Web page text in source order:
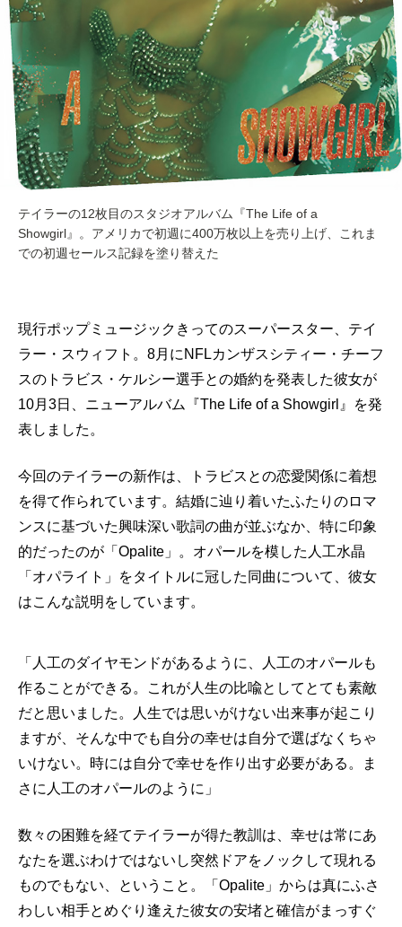
テイラーの12枚目のスタジオアルバム『The Life of a
Showgirl』。アメリカで初週に400万枚以上を売り上げ、これま
での初週セールス記録を塗り替えた
現行ポップミュージックきってのスーパースター、テイ
ラー・スウィフト。8月にNFLカンザスシティー・チーフ
スのトラビス・ケルシー選手との婚約を発表した彼女が
10月3日、ニューアルバム『The Life of a Showgirl』を発
表しました。
今回のテイラーの新作は、トラビスとの恋愛関係に着想
を得て作られています。結婚に辿り着いたふたりのロマ
ンスに基づいた興味深い歌詞の曲が並ぶなか、特に印象
的だったのが「Opalite」。オパールを模した人工水晶
「オパライト」をタイトルに冠した同曲について、彼女
はこんな説明をしています。
「人工のダイヤモンドがあるように、人工のオパールも
作ることができる。これが人生の比喩としてとても素敵
だと思いました。人生では思いがけない出来事が起こり
ますが、そんな中でも自分の幸せは自分で選ばなくちゃ
いけない。時には自分で幸せを作り出す必要がある。ま
さに人工のオパールのように」
数々の困難を経てテイラーが得た教訓は、幸せは常にあ
なたを選ぶわけではないし突然ドアをノックして現れる
ものでもない、ということ。「Opalite」からは真にふさ
わしい相手とめぐり逢えた彼女の安堵と確信がまっすぐ